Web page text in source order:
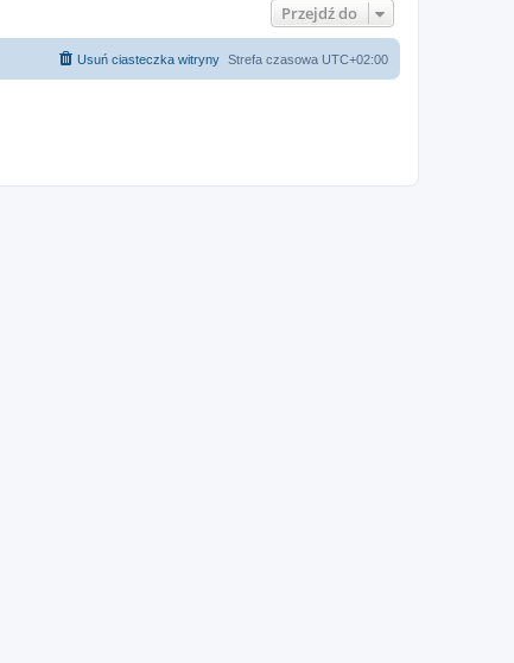
Przejdź do
Strefa czasowa UTC+02:00
Usuń ciasteczka witryny